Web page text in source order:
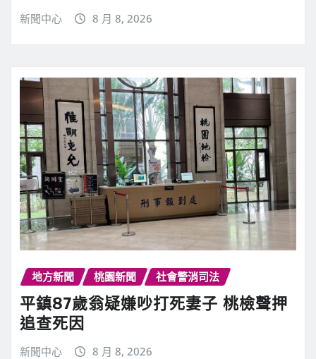
新聞中心 8 月 8, 2026
地方新聞 桃園新聞 社會警消司法
平鎮87歲翁疑嫌吵打死妻子 桃檢聲押
追查死因
新聞中心 8 月 8, 2026